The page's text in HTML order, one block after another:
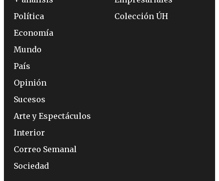
Política
Economía
Mundo
País
Opinión
Sucesos
Arte y Espectáculos
Interior
Correo Semanal
Sociedad
Colección ÚH